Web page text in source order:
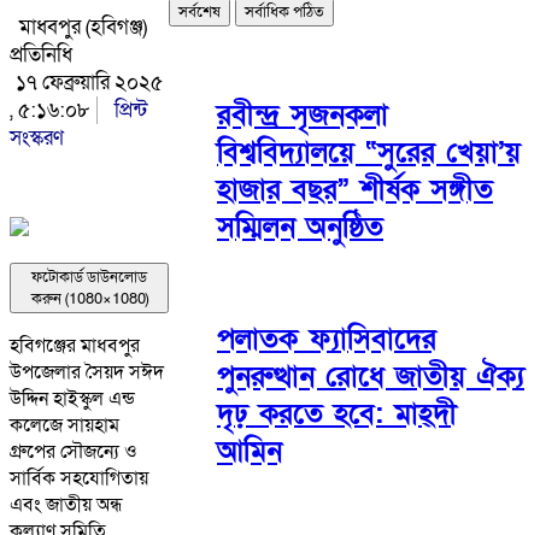
মাধবপুর (হবিগঞ্জ)
প্রতিনিধি
১৭ ফেব্রুয়ারি ২০২৫
, ৫:১৬:০৮
প্রিন্ট
সংস্করণ
ফটোকার্ড ডাউনলোড
করুন (1080×1080)
হবিগঞ্জের মাধবপুর
উপজেলার সৈয়দ সঈদ
উদ্দিন হাইস্কুল এন্ড
কলেজে সায়হাম
গ্রুপের সৌজন্যে ও
সার্বিক সহযোগিতায়
এবং জাতীয় অন্ধ
সর্বশেষ সর্বাধিক পঠিত
রবীন্দ্র সৃজনকলা
বিশ্ববিদ্যালয়ে “সুরের খেয়া’য়
হাজার বছর” শীর্ষক সঙ্গীত
সম্মিলন অনুষ্ঠিত
পলাতক ফ্যাসিবাদের
পুনরুত্থান রোধে জাতীয় ঐক্য
দৃঢ় করতে হবে: মাহ্দী
আমিন